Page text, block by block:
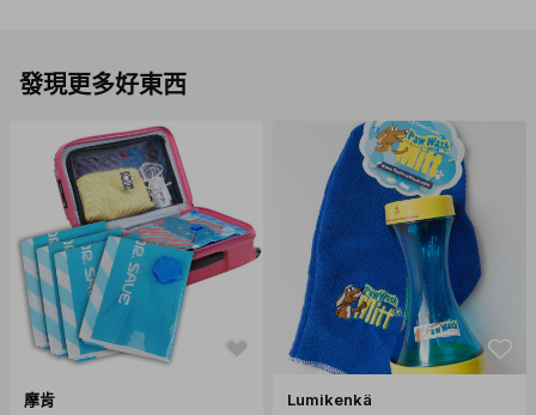
發現更多好東西
摩肯
Lumikenkä